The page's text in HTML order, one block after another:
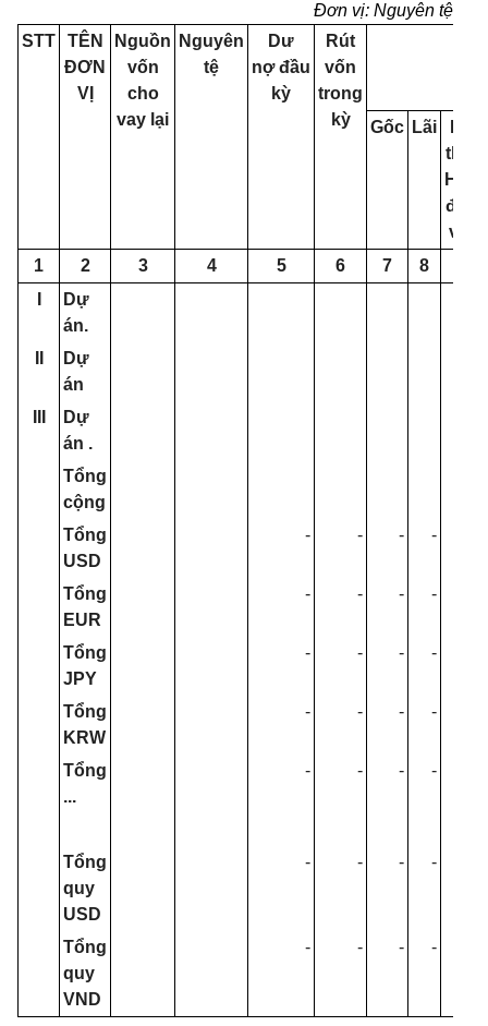
Đơn vị: Nguyên tệ
STT
TÊN
ĐƠN
VỊ
Nguồn
vốn
cho
vay lại
Nguyên
tệ
Dư
nợđầu
kỳ
Rút
vốn
trong
kỳ
Gốc Lãi
theo
Hiệp
định
vay
1
2 3 4 5 6 7 8
Dự
án.
Dự
án
Dự
án .
Tổng
cộng
Tổng
USD
- - - -
Tổng
EUR
- - - -
Tổng
J PY
- - - -
Tổng
KRW
- - - -
Tổng
...
- - - -
Tổng
quy
USD
- - - -
Tổng
quy
VND
- - - -